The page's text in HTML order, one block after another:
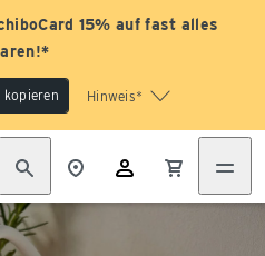
15% auf fast alles
kopieren Hinweis*